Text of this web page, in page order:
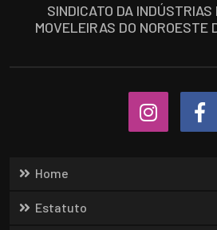
SINDICATO DA
MOVELEIRAS DO NOROESTE
Home
Estatuto